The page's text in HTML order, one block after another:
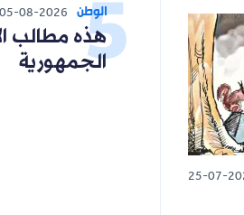
05-08-2026
14:56
هذه مطالب الأحزاب
الجمهورية